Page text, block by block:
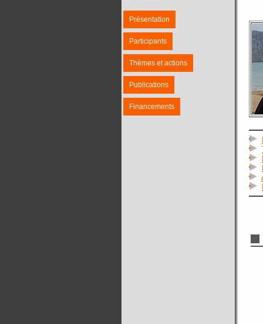
Présentation
Participants
Thèmes et actions
Publications
Financements